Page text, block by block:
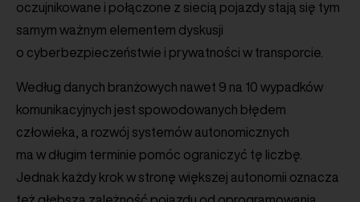
oczujnikowane i połączone z siecią pojazdy stają się tym
samym ważnym elementem dyskusji
o cyberbezpieczeństwie i prywatności w transporcie.
Według danych branżowych nawet 9 na 10 wypadków
komunikacyjnych jest spowodowanych błędem
człowieka, a rozwój systemów autonomicznych
ma w długim terminie pomóc ograniczyć tę liczbę.
Jednak każdy krok w stronę większej autonomii oznacza